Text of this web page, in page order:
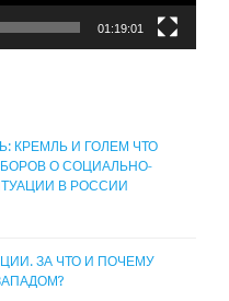
01:19:01
КРЕМЛЬ И ГОЛЕМ ЧТО
О СОЦИАЛЬНО-
В РОССИИ
ЗА ЧТО И ПОЧЕМУ